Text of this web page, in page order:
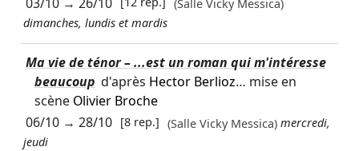
(Salle Vicky Messica)
dimanches, lundis et mardis
Ma vie de ténor – ...est un roman qui m'intéresse
beaucoup d'après Hector Berlioz… mise en
scène Olivier Broche
06/10→ 28/10 [8 rep.] (Salle Vicky Messica) mercredi,
jeudi